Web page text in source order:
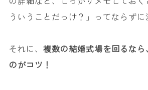
ういうことだっけ？」ってならずに
それに、 複数の結婚式場を回るな
のがコツ！